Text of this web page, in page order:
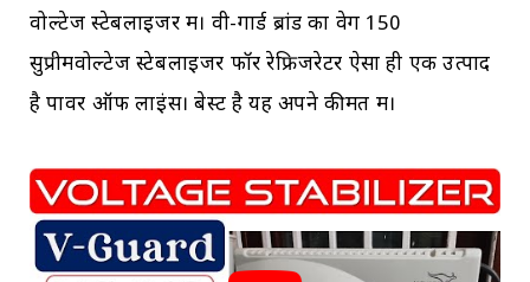
वोल्टेज स्टेबलाइजर में। वी-गार्ड ब्रांड का वेग 150
सुप्रीमवोल्टेज स्टेबलाइजर फॉर रेफ्रिजरेटर ऐसा ही एक उत्पाद
है पावर ऑफ लाइंस। बेस्ट है यह अपने कीमत में।